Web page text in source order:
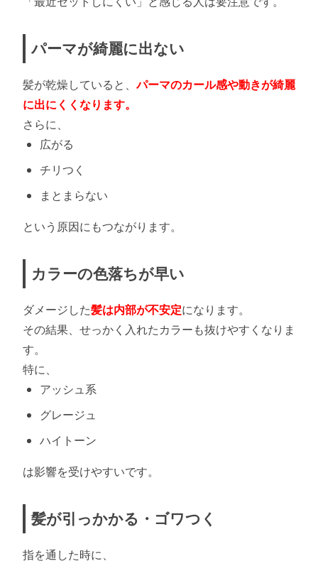
パーマが綺麗に出ない
髪が乾燥していると、パーマのカール感や動きが綺麗
に出にくくなります。
さらに、
広がる
チリつく
まとまらない
という原因にもつながります。
カラーの色落ちが早い
ダメージした髪は内部が不安定になります。
その結果、せっかく入れたカラーも抜けやすくなりま
す。
特に、
アッシュ系
グレージュ
ハイトーン
は影響を受けやすいです。
髪が引っかかる・ゴワつく
指を通した時に、